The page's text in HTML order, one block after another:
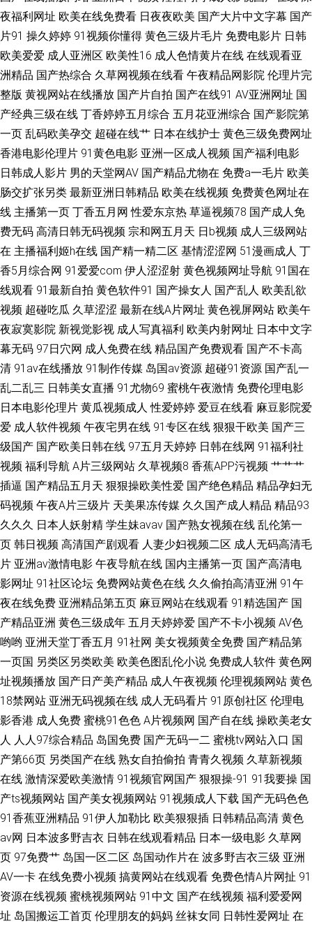
午夜视频网站 欧美性网 黄总AAV 超碰操人人 91唐伯虎 91超碰人人红杏 先
锋影音女同性恋 天天干狠狠曰 日韩福利国产欧美 久久深夜福利影院 国产91
色在线 av人人干 91社视频在线观看 91超碰在线人人操 先锋资源色色 香蕉九
线 精品精品 大香蕉伊人啪啪啪 91伊人在线亚洲精品 91在饯黑丝 91热爆伪
娘 91干逼电影网 91韩国老司机 91精品视频在线 91a视频在线 91福利论坛
亚洲无码天堂网 少妇干14P 色97干 探花偷拍91av无码 日韩黄色无码网站 萌
白酱肏屄视频 九七电影手机版 福利网址在线 99精品视频国产 91人妻天堂
91豆花网页免费 51自拍网 无码专区无码专区 日韩牛B叉电影 欧美欧美曰 久
久草电影 国产夜夜爽 大香蕉老司机福利 www我色色 91网黄 91蝌蚪人妻九
色 91一二三区精品视频 91內射 亚洲日韩国产精品 久久亚洲熟妇中文字幕 欧
美操屄精品一区 91视频蝌蚪 91蜜臀久久 91第一国产视频导航 69福利社不
夜福利网址 欧美在线免费看 日夜夜欧美 国产大片中文字幕 国产
片91 操久婷婷 91视频你懂得 黄色三级片毛片 免费电影片 日韩
欧美爱爱 成人亚洲区 欧美性16 成人色情黄片在线 在线观看亚
洲精品 国产热综合 久草网视频在线看 午夜精品网影院 伦理片完
整版 黄视网站在线播放 国产片自拍 国产在线91 AV亚洲网址 国
产经典三级在线 丁香婷婷五月综合 五月花亚洲综合 国产影院第
一页 乱码欧美孕交 超碰在线艹 日本在线护士 黄色三级免费网址
香港电影伦理片 91黄色电影 亚洲一区成人视频 国产福利电影
日韩成人影片 男的天堂网AV 国产精品尤物在 免费a一毛片 欧美
肠交扩张另类 最新亚洲日韩精品 欧美在线视频 免费黄色网址在
线 主播第一页 丁香五月网 性爱东京热 草逼视频78 国产成人免
费无码 高清日韩无码视频 宗和网五月天 日b视频 成人三级网站
在 主播福利姬h在线 国产精一精二区 基情涩涩网 51漫画成人 丁
香5月综合网 91爱爱com 伊人涩涩射 黄色视频网址导航 91国在
线观看 91最新自拍 黄色软件91 国产操女人 国产乱人 欧美乱欲
视频 超碰吃瓜 久草涩涩 最新在线A片网址 黄色视屏网站 欧美午
夜寂寞影院 新视觉影视 成人写真福利 欧美内射网址 日本中文字
幕无码 97日穴网 成人免费在线 精品国产免费观看 国产不卡高
清 91av在线播放 91制作传媒 岛国av资源 超碰91资源 国产乱一
乱二乱三 日韩美女直播 91尤物69 蜜桃午夜激情 免费伦理电影
日本电影伦理片 黄瓜视频成人 性爱婷婷 爱豆在线看 麻豆影院爱
爱 成人软件视频 午夜宅男在线 91专区在线 狠狠干欧美 国产三
级国产 国产欧美日韩在线 97五月天婷婷 日韩在线网 91福利社
视频 福利导航 A片三级网站 久草视频8 香蕉APP污视频 艹艹艹
插逼 国产精品五月天 狠狠操欧美性爱 国产绝色精品 精品孕妇无
码视频 午夜A片三级片 天美果冻传媒 久久国产成人精品 精品93
久久久 日本人妖射精 学生妹avav 国产熟女视频在线 乱伦第一
页 韩日视频 高清国产剧观看 人妻少妇视频二区 成人无码高清毛
片 亚洲av激情电影 午夜导航在线 国内主播第一页 国产高清电
影网址 91社区论坛 免费网站黄色在线 久久偷拍高清亚洲 91午
夜在线免费 亚洲精品第五页 麻豆网站在线观看 91精选国产 国
产精品亚洲 黄色三级成年 五月天婷婷爱 国产不卡小视频 AV色
哟哟 亚洲天堂丁香五月 91社网 美女视频黄全免费 国产精品第
一页国 另类区另类欧美 欧美色图乱伦小说 免费成人软件 黄色网
址视频播放 国产日产美产精品 成人午夜视频 伦理视频网站 黄色
18禁网站 亚洲无码视频在线 成人无码看片 91原创社区 伦理电
影香港 成人免费 蜜桃91色色 A片视频网 国产自在线 操欧美老女
人 人人97综合精品 岛国免费 国产无码一二 蜜桃tv网站入口 国
产第66页 另类国产在线 熟女自拍偷拍 青青久视频 久草新视频
在线 激情深爱欧美激情 91视频官网国产 狠狠操-91 91我要操 国
产ts视频网站 国产美女视频网站 91视频成人下载 国产无码色色
91香蕉亚洲精品 91伊人加勒比 欧美狠狠插 日韩精品高清 黄色
av网 日本波多野吉衣 日韩在线观看精品 日本一级电影 久草网
页 97免费艹 岛国一区二区 岛国动作片在 波多野吉衣三级 亚洲
AV一卡 在线免费小视频 搞黄网站在线观看 免费色情A片网扯 91
资源在线视频 蜜桃视频网站 91中文 国产在线视频 福利爱爱网
址 岛国搬运工首页 伦理朋友的妈妈 丝袜女同 日韩性爱网址 在